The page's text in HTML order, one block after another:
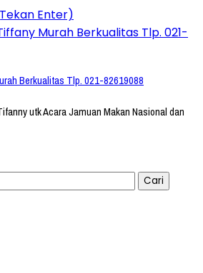
Enter)
Berkualitas Tlp. 021-82619088
utk Acara Jamuan Makan Nasional dan